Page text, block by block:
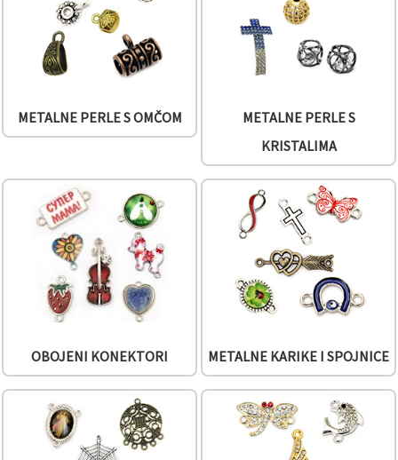
METALNE PERLE S OMČOM
METALNE PERLE S
KRISTALIMA
OBOJENI KONEKTORI METALNE KARIKE I SPOJNICE